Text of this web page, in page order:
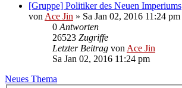
[Gruppe] Politiker des Neuen Imperiums
von Ace Jin » Sa Jan 02, 2016 11:24 pm
0 Antworten
26523 Zugriffe
Letzter Beitrag von Ace Jin
Sa Jan 02, 2016 11:24 pm
Neues Thema